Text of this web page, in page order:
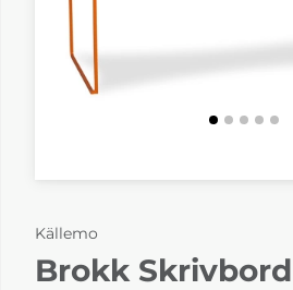
Källemo
Brokk Skrivbord